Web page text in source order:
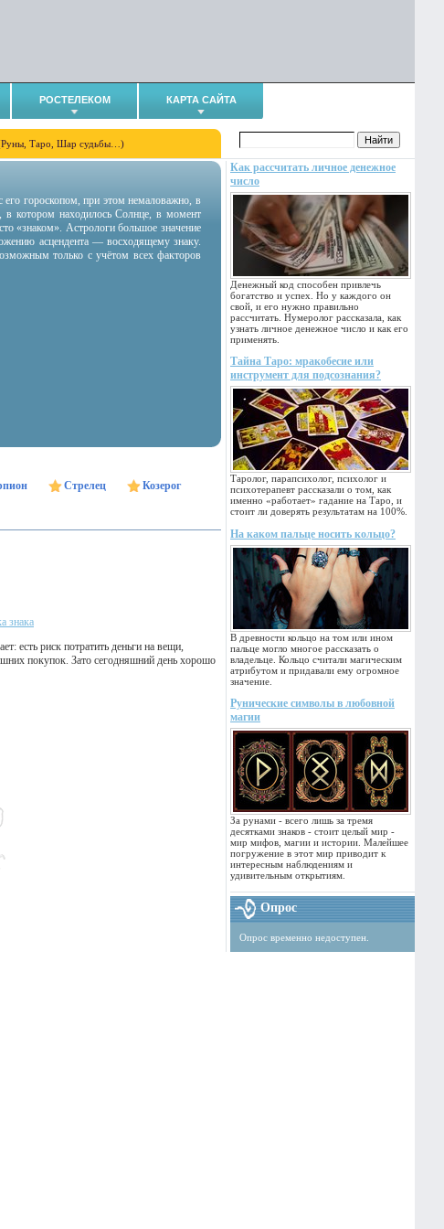
РОСТЕЛЕКОМ КАРТА САЙТА
Таро, Шар судьбы…)
Как рассчитать личное денежное
число
Денежный код способен привлечь
богатство и успех. Но у каждого он
свой, и его нужно правильно
рассчитать. Нумеролог рассказала, как
узнать личное денежное число и как его
применять.
Тайна Таро: мракобесие или
инструмент для подсознания?
Таролог, парапсихолог, психолог и
психотерапевт рассказали о том, как
именно «работает» гадание на Таро, и
стоит ли доверять результатам на 100%.
На каком пальце носить кольцо?
В древности кольцо на том или ином
пальце могло многое рассказать о
владельце. Кольцо считали магическим
атрибутом и придавали ему огромное
значение.
Рунические символы в любовной
магии
За рунами - всего лишь за тремя
десятками знаков - стоит целый мир -
мир мифов, магии и истории. Малейшее
погружение в этот мир приводит к
интересным наблюдениям и
удивительным открытиям.
Опрос
Опрос временно недоступен.
его гороскопом, при этом немаловажно, в
в котором находилось Солнце, в момент
«знаком». Астрологи большое значение
асцендента — восходящему знаку.
только с учётом всех факторов
Стрелец
Козерог
знака
есть риск потратить деньги на вещи,
покупок. Зато сегодняшний день хорошо